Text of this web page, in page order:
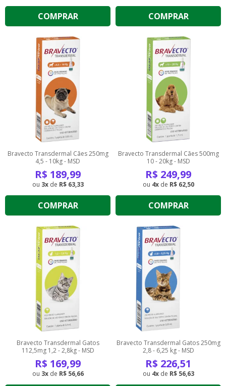
COMPRAR COMPRAR
Bravecto Transdermal Cães 250mg
4,5 - 10kg - MSD
R$ 189,99
3 de R$ 63,33
COMPRAR
Bravecto Transdermal Cães 500mg
10 - 20kg - MSD
R$ 249,99
4 de R$ 62,50
COMPRAR
Bravecto Transdermal Gatos
112,5mg 1,2 - 2,8kg - MSD
R$ 169,99
3 de R$ 56,66
Bravecto Transdermal Gatos 250mg
2,8 - 6,25 kg - MSD
R$ 226,51
4 de R$ 56,63